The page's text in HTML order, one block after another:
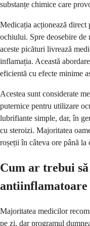
substanțe chimice care
Medicația acționează direct
ochiului. Spre deosebire de
aceste picături livrează
inflamația. Această
eficientă cu efecte minime
Acestea sunt considerate
puternice pentru utilizare
lubrifiante simple, dar, în
cu steroizi. Majoritatea
roșeții în câteva ore până la
Cum ar trebui
antiinflamatoare
Majoritatea medicilor
pe zi, dar programul